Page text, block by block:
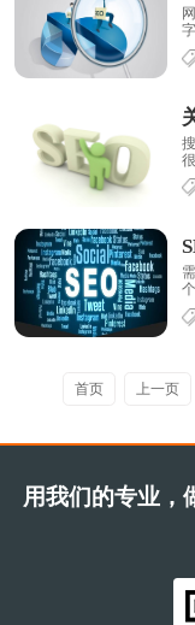
首页 上一页
用我们的专业，